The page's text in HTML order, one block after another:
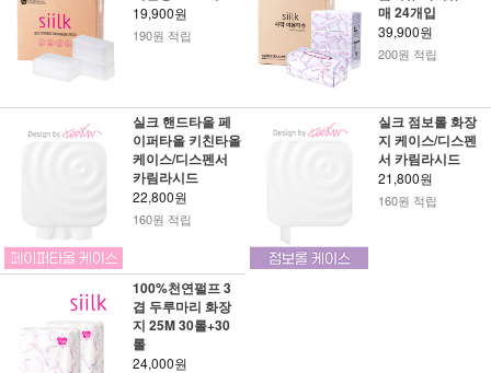
19,900원
190원 적립
매 24개입
39,900원
200원 적립
실크 핸드타올 페
이퍼타올 키친타올
케이스/디스펜서
카림라시드
22,800원
160원 적립
실크 점보롤 화장
지 케이스/디스펜
서 카림라시드
21,800원
160원 적립
100%천연펄프 3
겹 두루마리 화장
지 25M 30롤+30
롤
24,000원